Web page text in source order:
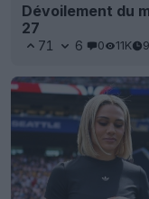
Dévoilement du
27
71 6 0 11K